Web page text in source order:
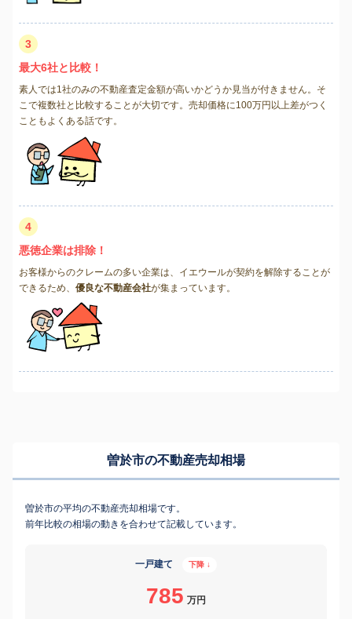
3
最大6社と比較！
素人では1社のみの不動産査定金額が高いかどうか見当が付きません。そ
こで複数社と比較することが大切です。売却価格に100万円以上差がつく
こともよくある話です。
4
悪徳企業は排除！
お客様からのクレームの多い企業は、イエウールが契約を解除することが
できるため、 優良な不動産会社が集まっています。
曽於市の不動産売却相場
曽於市の平均の不動産売却相場です。
前年比較の相場の動きを合わせて記載しています。
一戸建て 下降 ↓
785 万円